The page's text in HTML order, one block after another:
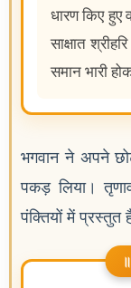
धारण किए
साक्षात
समान भारी
भगवान ने अपने
पकड़ लिया।
पंक्तियों में प्रस्तुत